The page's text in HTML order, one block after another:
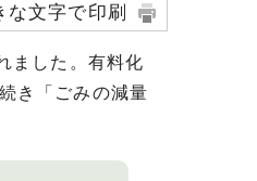
な文字で印刷
ました。有料化
き「ごみの減量